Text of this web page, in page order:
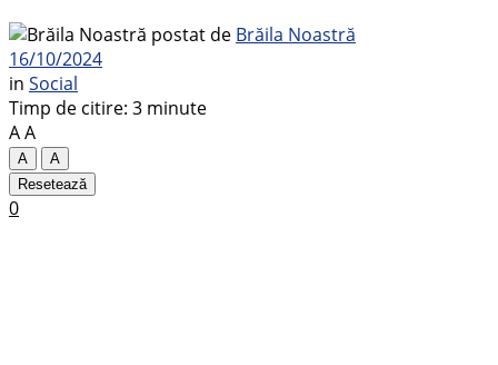
postat de Brăila Noastră
16/10/2024
in Social
Timp de citire: 3 minute
AA
A
A
Resetează
0